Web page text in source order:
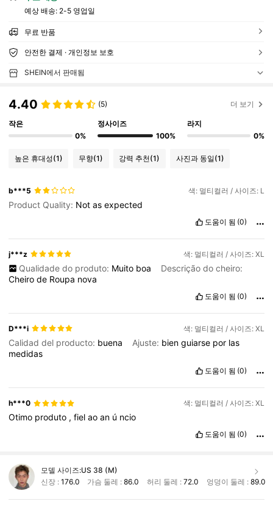
예상 배송: 2-5 영업일
무료 반품
안전한 결제 · 개인정보 보호
SHEIN에서 판매됨
4.40 (5) 더 보기
작은
0%
정사이즈
100%
라지
0%
높은 휴대성(1) 무향(1) 강력 추천(1) 사진과 동일(1)
b***5 색: 멀티컬러 / 사이즈: L
Product Quality: Notasexpected
도움이 됨 (0)
j***z 색: 멀티컬러 / 사이즈: XL
Qualidade do produto: Muito boa
Descrição do cheiro:
Cheirode Roupa nova
도움이 됨 (0)
D***i 색: 멀티컬러 / 사이즈: XL
Calidad del producto: buena Ajuste: bienguiarse por las
medidas
도움이 됨 (0)
h***0 색: 멀티컬러 / 사이즈: XL
Otimo produto ,fielaoan ú ncio
도움이 됨 (0)
모델 사이즈:US 38 (M)
신장 : 176.0 가슴 둘레 :86.0 허리 둘레 : 72.0 엉덩이 둘레 : 89.0